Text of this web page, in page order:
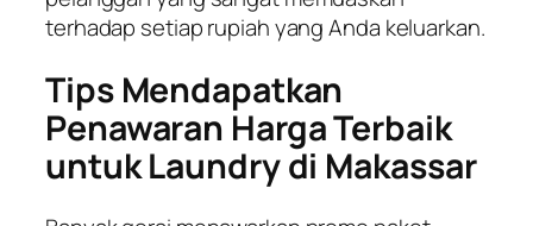
terhadap setiap rupiah yang Anda keluarkan.
Tips Mendapatkan
Penawaran Harga Terbaik
untuk Laundry di Makassar